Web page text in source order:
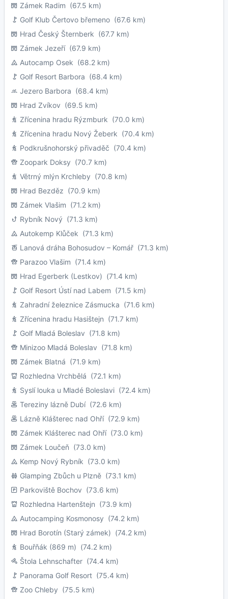
Zámek Radim (67.5 km)
Golf Klub Čertovo břemeno (67.6 km)
Hrad Český Šternberk (67.7 km)
Zámek Jezeří(67.9 km)
Autocamp Osek (68.2 km)
Golf Resort Barbora (68.4 km)
Jezero Barbora (68.4 km)
Hrad Zvíkov (69.5 km)
Zřícenina hradu Rýzmburk (70.0 km)
Zřícenina hradu Nový Žeberk (70.4 km)
Podkrušnohorský přivaděč (70.4 km)
Zoopark Doksy (70.7 km)
Větrný mlýn Krchleby (70.8 km)
Hrad Bezděz (70.9 km)
Zámek Vlašim (71.2 km)
Rybník Nový (71.3 km)
Autokemp Klůček (71.3 km)
Lanová dráha Bohosudov – Komář (71.3 km)
Parazoo Vlašim (71.4 km)
Hrad Egerberk (Lestkov) (71.4 km)
Golf Resort Ústí nad Labem (71.5 km)
Zahradní železnice Zásmucka (71.6 km)
Zřícenina hradu Hasištejn (71.7 km)
Golf Mladá Boleslav (71.8 km)
Minizoo Mladá Boleslav (71.8 km)
Zámek Blatná (71.9 km)
Rozhledna Vrchbělá (72.1 km)
Syslí louka u Mladé Boleslavi (72.4 km)
Tereziny lázně Dubí(72.6 km)
Lázně Klášterec nad Ohří(72.9 km)
Zámek Klášterec nad Ohří(73.0 km)
Zámek Loučeň (73.0 km)
Kemp Nový Rybník (73.0 km)
Glamping Zbůch u Plzně (73.1 km)
Parkoviště Bochov (73.6 km)
Rozhledna Hartenštejn (73.9 km)
Autocamping Kosmonosy (74.2 km)
Hrad Borotín (Starý zámek) (74.2 km)
Bouřňák (869 m) (74.2 km)
Štola Lehnschafter (74.4 km)
Panorama Golf Resort (75.4 km)
Zoo Chleby (75.5 km)